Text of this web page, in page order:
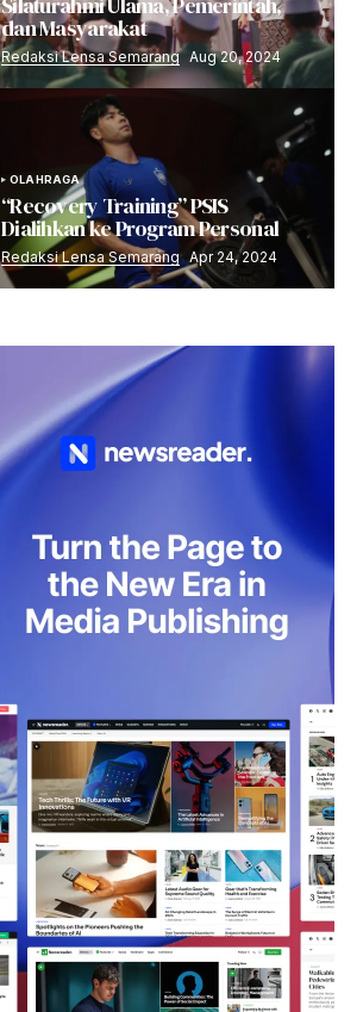
dan Masyarakat
Redaksi Lensa Semarang Aug 20, 2024
OLAHRAGA
“Recovery Training” PSIS
Dialihkan ke Program Personal
Redaksi Lensa Semarang Apr 24, 2024